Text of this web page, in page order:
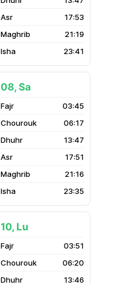
17:53
21:19
23:41
08, Sa
03:45
06:17
13:47
17:51
21:16
23:35
10, Lu
03:51
06:20
13:46